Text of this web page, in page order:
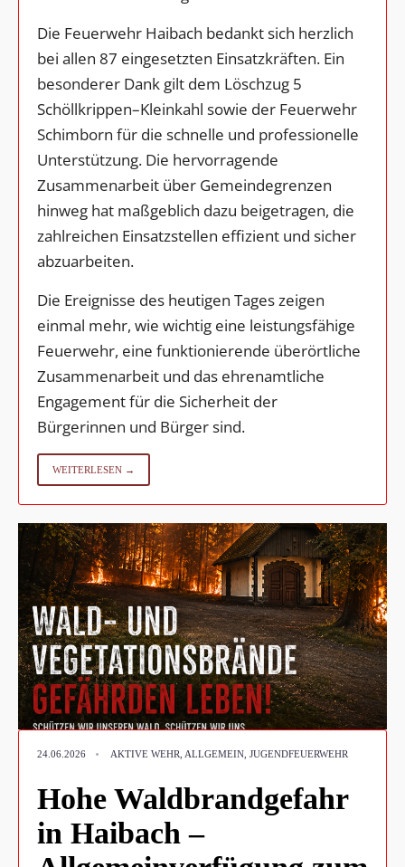
Die Feuerwehr Haibach bedankt sich herzlich
bei allen 87 eingesetzten Einsatzkräften. Ein
besonderer Dank gilt dem Löschzug 5
Schöllkrippen–Kleinkahl sowie der Feuerwehr
Schimborn für die schnelle und professionelle
Unterstützung. Die hervorragende
Zusammenarbeit über Gemeindegrenzen
hinweg hat maßgeblich dazu beigetragen, die
zahlreichen Einsatzstellen effizient und sicher
abzuarbeiten.
Die Ereignisse des heutigen Tages zeigen
einmal mehr, wie wichtig eine leistungsfähige
Feuerwehr, eine funktionierende überörtliche
Zusammenarbeit und das ehrenamtliche
Engagement für die Sicherheit der
Bürgerinnen und Bürger sind.
WEITERLESEN →
24.06.2026 • AKTIVE WEHR ALLGEMEIN JUGENDFEUERWEHR
Hohe Waldbrandgefahr
in Haibach –